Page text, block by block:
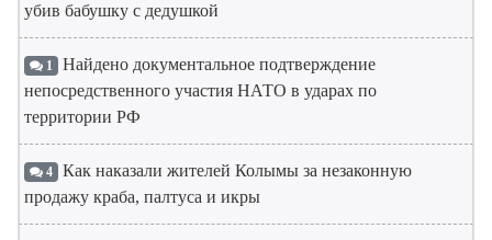
убив бабушку с дедушкой
1 Найдено документальное подтверждение
непосредственного участия НАТО в ударах по
территории РФ
4 Как наказали жителей Колымы за незаконную
продажу краба, палтуса и икры